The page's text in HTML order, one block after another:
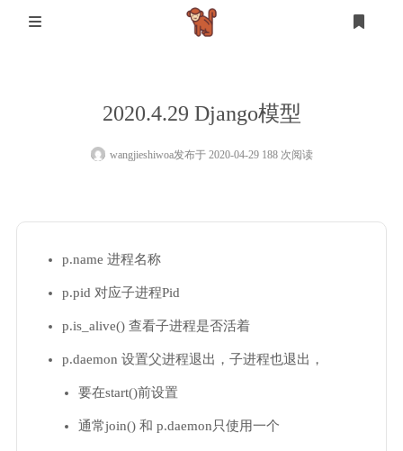
注册
2020.4.29 Django模型
wangjieshiwoa发布于 2020-04-29 188 次阅读
p.name 进程名称
p.pid 对应子进程Pid
p.is_alive() 查看子进程是否活着
p.daemon 设置父进程退出，子进程也退出，
要在start()前设置
通常join() 和 p.daemon只使用一个